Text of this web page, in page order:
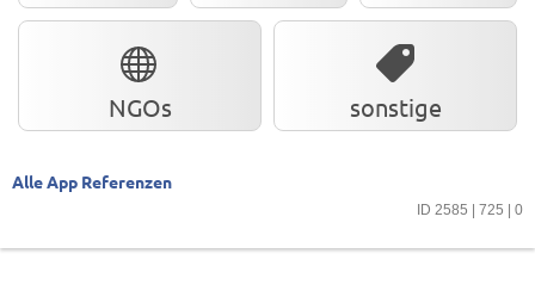
NGOs sonstige
Alle App Referenzen
ID 2585 | 725 | 0